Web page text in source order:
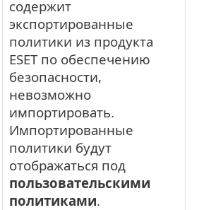
содержит
экспортированные
политики из продукта
ESET по обеспечению
безопасности,
невозможно
импортировать.
Импортированные
политики будут
отображаться под
пользовательскими
политиками.